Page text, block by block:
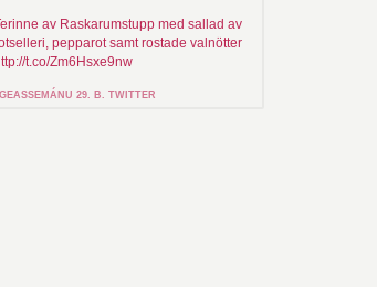
av Raskarumstupp med sallad av
pepparot samt rostade valnötter
t.co/Zm6Hsxe9nw
GEASSEMÁNU 29. B. TWITTER